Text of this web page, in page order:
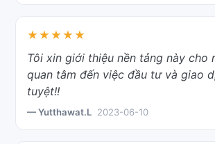
★★★★★
Tôi xin giới thiệu nền tảng này cho
quan tâm đến việc đầu tư và giao
tuyệt!!
— Yutthawat.L 2023-06-10